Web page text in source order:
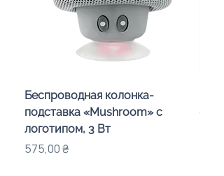
Беспроводная колонка-
подставка «Mushroom» с
логотипом, 3 Вт
Цена
575,00 ₴